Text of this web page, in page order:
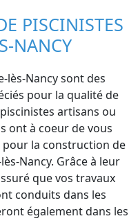
PISCINISTES
NANCY
Nancy sont des
pour la qualité de
artisans ou
ont à coeur de vous
la construction de
Nancy. Grâce à leur
que vos travaux
conduits dans les
également dans les